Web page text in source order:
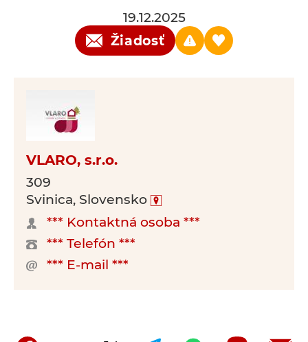
19.12.2025
Žiadosť
VLARO, s.r.o.
309
Svinica, Slovensko
*** Kontaktná osoba ***
*** Telefón ***
*** E-mail ***